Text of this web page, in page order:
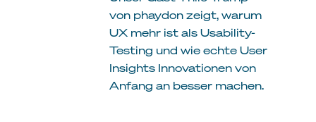
von phaydon zeigt, warum
UX mehr ist als Usability-
Testing und wie echte User
Insights Innovationen von
Anfang an besser machen.